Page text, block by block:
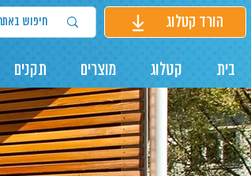
הורד קטלוג
בית קטלוג מוצרים תקנים